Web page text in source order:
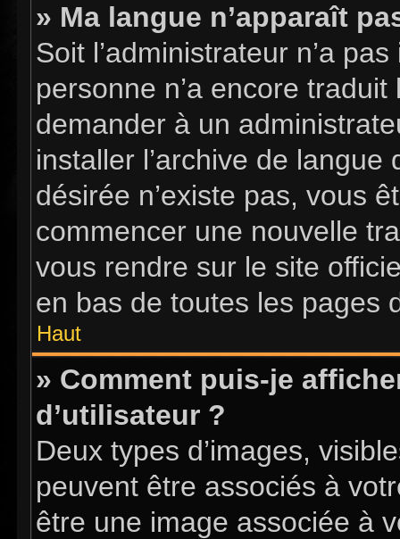
» Ma langue n’apparaît
Soit l’administrateur n’a
personne n’a encore
demander à un
installer l’archive de
désirée n’existe pas, vous
commencer une nouvelle
vous rendre sur le site
en bas de toutes les pages
Haut
» Comment puis-je
d’utilisateur ?
Deux types d’images,
peuvent être associés à
être une image associée à